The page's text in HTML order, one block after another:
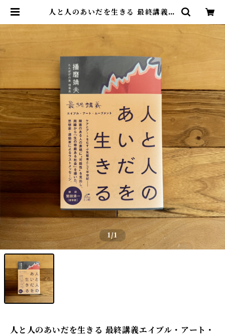
人と人のあいだを生きる 最終講義エ
鬼町 漁村の本屋 トンガ坂文庫
1/1
人と人のあいだを生きる 最終講義エイブル・アート・